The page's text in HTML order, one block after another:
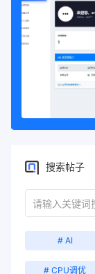
搜索帖子
# AI
# CPU调优